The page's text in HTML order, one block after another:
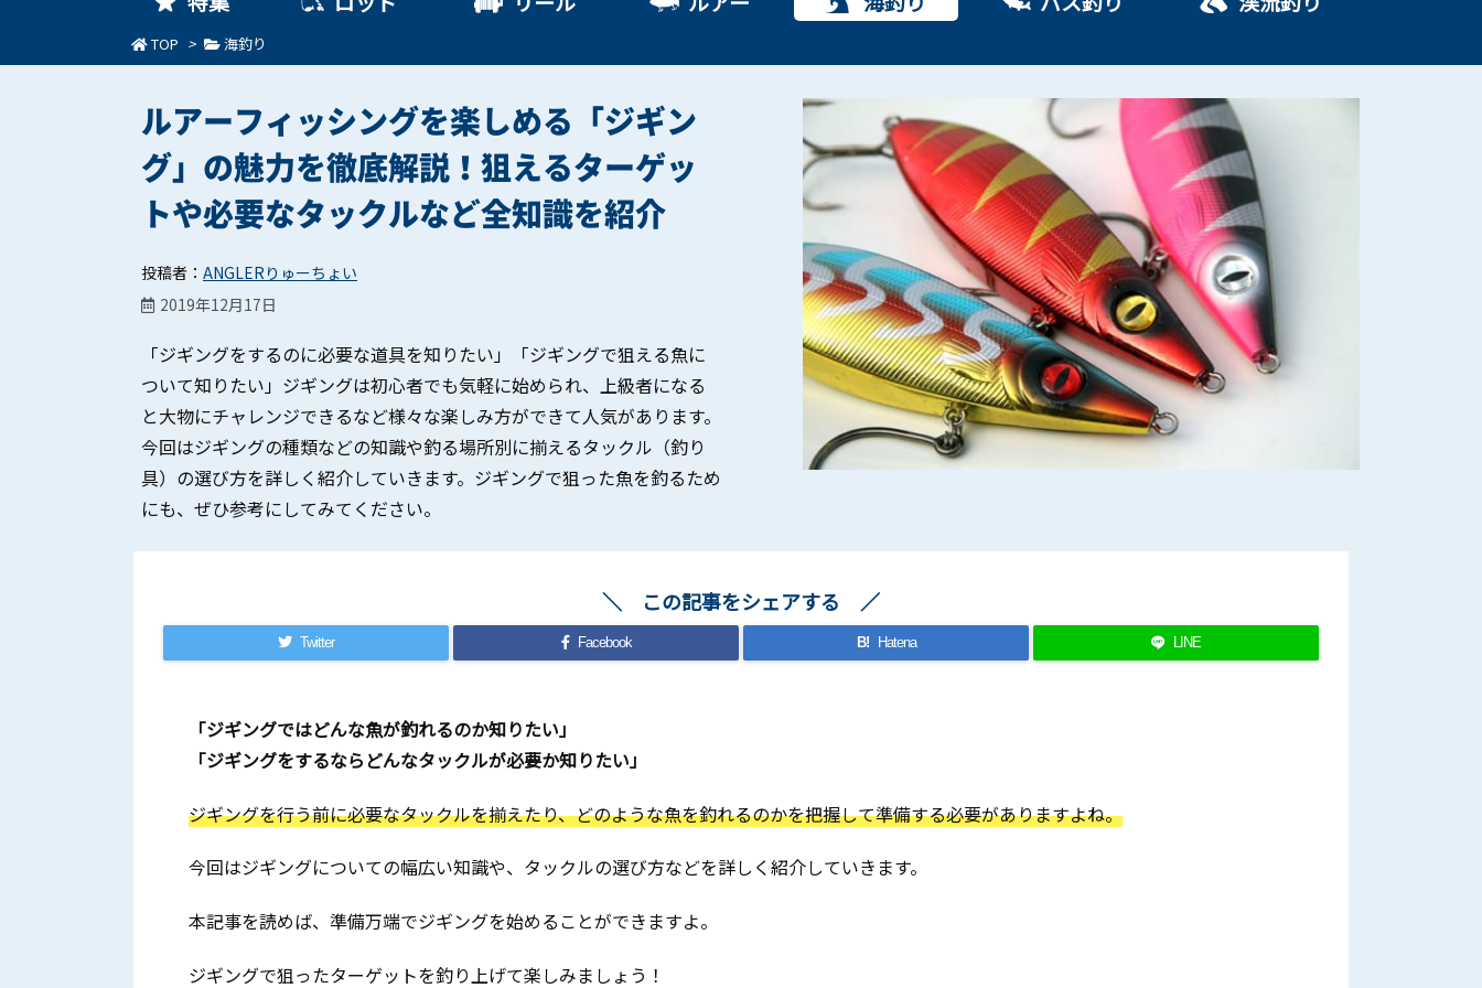
TOP > 海釣り
ルアーフィッシングを楽しめる「ジギン
グ」の魅力を徹底解説！狙えるターゲッ
トや必要なタックルなど全知識を紹介
投稿者： ANGLERりゅーちょい
2019年12月17日
「ジギングをするのに必要な道具を知りたい」「ジギングで狙える魚に
ついて知りたい」ジギングは初心者でも気軽に始められ、上級者になる
と大物にチャレンジできるなど様々な楽しみ方ができて人気があります。
今回はジギングの種類などの知識や釣る場所別に揃えるタックル（釣り
具）の選び方を詳しく紹介していきます。ジギングで狙った魚を釣るため
にも、ぜひ参考にしてみてください。
この記事をシェアする
Twitter Facebook B! Hatena LINE
「ジギングではどんな魚が釣れるのか知りたい」
「ジギングをするならどんなタックルが必要か知りたい」
ジギングを行う前に必要なタックルを揃えたり、どのような魚を釣れるのかを把握して準備する必要がありますよね。
今回はジギングについての幅広い知識や、タックルの選び方などを詳しく紹介していきます。
本記事を読めば、準備万端でジギングを始めることができますよ。
ジギングで狙ったターゲットを釣り上げて楽しみましょう！